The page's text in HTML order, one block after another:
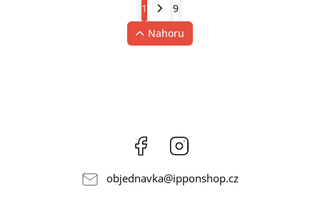
1
9
Nahoru
Facebook
objednavka@ipponshop.cz